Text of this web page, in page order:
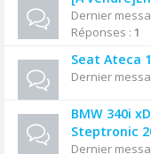
Dernier
Réponses : 1
Seat Ateca
Dernier
BMW 340i
Steptronic
Dernier